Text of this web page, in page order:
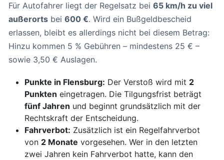
Für Autofahrer liegt der Regelsatz bei 65 km/h zu viel
außerorts bei 600 €. Wird ein Bußgeldbescheid
erlassen, bleibt es allerdings nicht bei diesem Betrag:
Hinzu kommen 5 % Gebühren – mindestens 25 € –
sowie 3,50 € Auslagen.
Punkte in Flensburg: Der Verstoß wird mit 2
Punkten eingetragen. Die Tilgungsfrist beträgt
fünf Jahren und beginnt grundsätzlich mit der
Rechtskraft der Entscheidung.
Fahrverbot: Zusätzlich ist ein Regelfahrverbot
von 2 Monate vorgesehen. Wer in den letzten
zwei Jahren kein Fahrverbot hatte, kann den